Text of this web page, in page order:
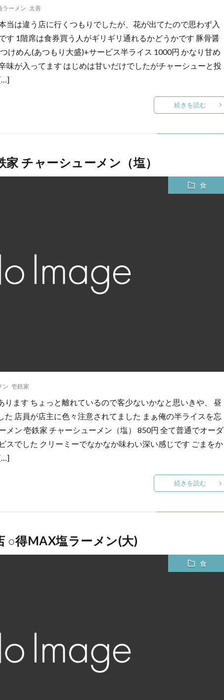
ラーメン 太善
当は違う店に行くつもりでしたが、花が出てたので思わず入
す 1階席は食券買う人がギリギリ通れるかどうかです 豚骨醤
けめん(あつもり大盛)+サービス半ライス 1000円 かなり甘め
味が入ってます はじめは甘いだけでしたがチャーシューと投
続きを読む
チャーシューメン（塩）
食
ン 壱鉄家
ます ちょっと離れているので客少ないかなと思いきや、 昼
た 店員が店主に色々注意されてました まぁ俺の半ライスを忘
メン 壱鉄家 チャーシューメン（塩） 850円 全て普通でオーダ
スでした クリーミーでなかなか味わい深い感じです ごまをか
続きを読む
○得MAX塩ラーメン(大)
食